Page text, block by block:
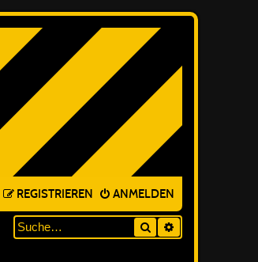
ANMELDEN
REGISTRIEREN
Suche